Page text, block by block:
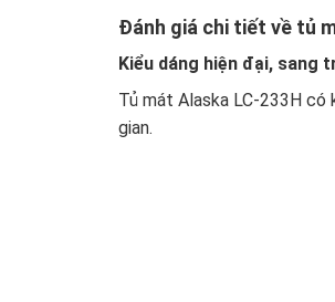
Đánh giá chi tiết về tủ
Kiểu dáng hiện đại, sang
Tủ mát Alaska LC-233H có
gian.